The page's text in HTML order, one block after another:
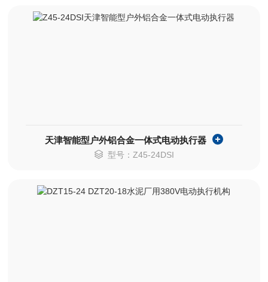
天津智能型户外铝合金一体式电动执行器
型号：Z45-24DSI